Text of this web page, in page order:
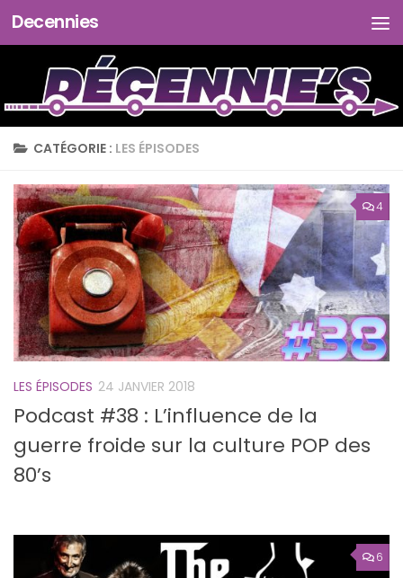
Skip to content
Decennies
CATÉGORIE : LES ÉPISODES
4
LES ÉPISODES 24 JANVIER 2018
Podcast #38 : L’influence de la
guerre froide sur la culture POP des
80’s
6